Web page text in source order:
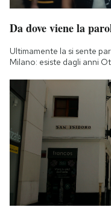
Da dove viene la
Ultimamente la si sente
Milano: esiste dagli anni